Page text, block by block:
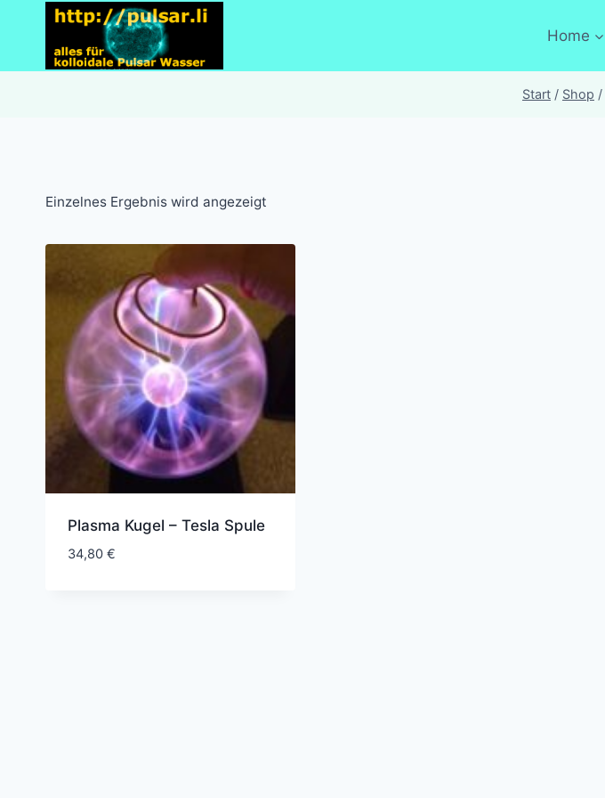
springen
Home
Start / Shop /
Einzelnes Ergebnis wird angezeigt
Plasma Kugel – Tesla Spule
34,80 €